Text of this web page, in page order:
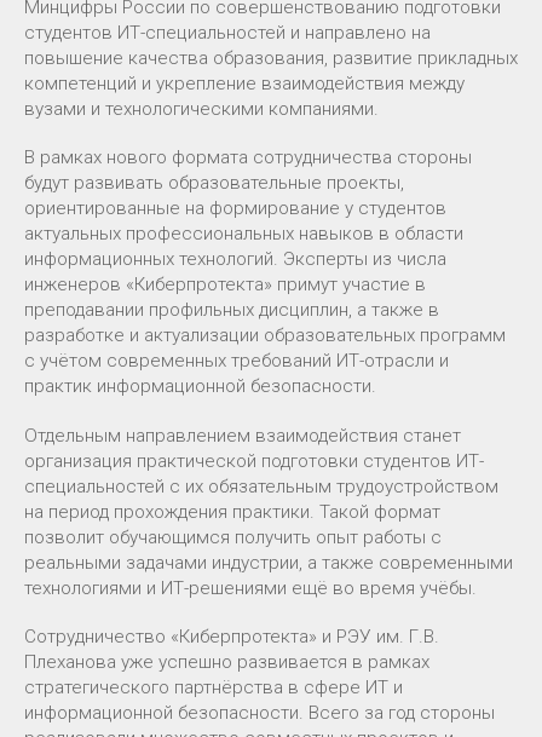
Минцифры России по совершенствованию подготовки
студентов ИТ-специальностей и направлено на
повышение качества образования, развитие прикладных
компетенций и укрепление взаимодействия между
вузами и технологическими компаниями.
В рамках нового формата сотрудничества стороны
будут развивать образовательные проекты,
ориентированные на формирование у студентов
актуальных профессиональных навыков в области
информационных технологий. Эксперты из числа
инженеров «Киберпротекта» примут участие в
преподавании профильных дисциплин, а также в
разработке и актуализации образовательных программ
с учётом современных требований ИТ-отрасли и
практик информационной безопасности.
Отдельным направлением взаимодействия станет
организация практической подготовки студентов ИТ-
специальностей с их обязательным трудоустройством
на период прохождения практики. Такой формат
позволит обучающимся получить опыт работы с
реальными задачами индустрии, а также современными
технологиями и ИТ-решениями ещё во время учёбы.
Сотрудничество «Киберпротекта» и РЭУ им. Г.В.
Плеханова уже успешно развивается в рамках
стратегического партнёрства в сфере ИТ и
информационной безопасности. Всего за год стороны